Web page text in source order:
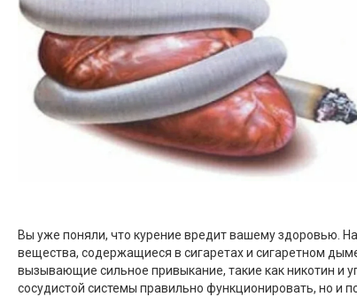
Вы уже поняли, что курение вредит вашему здоровью.
вещества, содержащиеся в сигаретах и сигаретном
вызывающие сильное привыкание, такие как никотин и
сосудистой системы правильно функционировать, но и